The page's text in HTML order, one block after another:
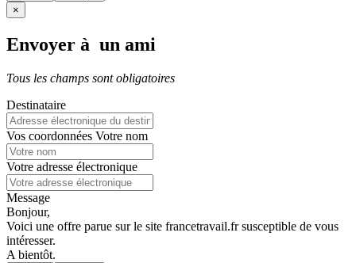
×
Envoyer à un ami
Tous les champs sont obligatoires
Destinataire
Vos coordonnées Votre nom
Votre adresse électronique
Message
Bonjour,
Voici une offre parue sur le site francetravail.fr susceptible de vous
intéresser.
A bientôt.